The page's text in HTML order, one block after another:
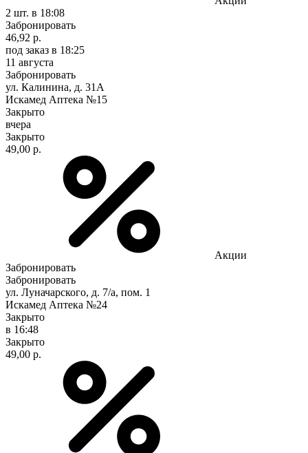
2 шт. в 18:08
Забронировать
46,92 р.
под заказ в 18:25
11 августа
Забронировать
ул. Калинина, д. 31А
Искамед Аптека №15
Закрыто
вчера
Закрыто
49,00 р.
Акции
Забронировать
Забронировать
ул. Луначарского, д. 7/а, пом. 1
Искамед Аптека №24
Закрыто
в 16:48
Закрыто
49,00 р.